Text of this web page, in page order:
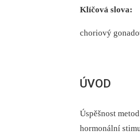
Klíčová slova:
choriový
ÚVOD
Úspěšnost
hormonální